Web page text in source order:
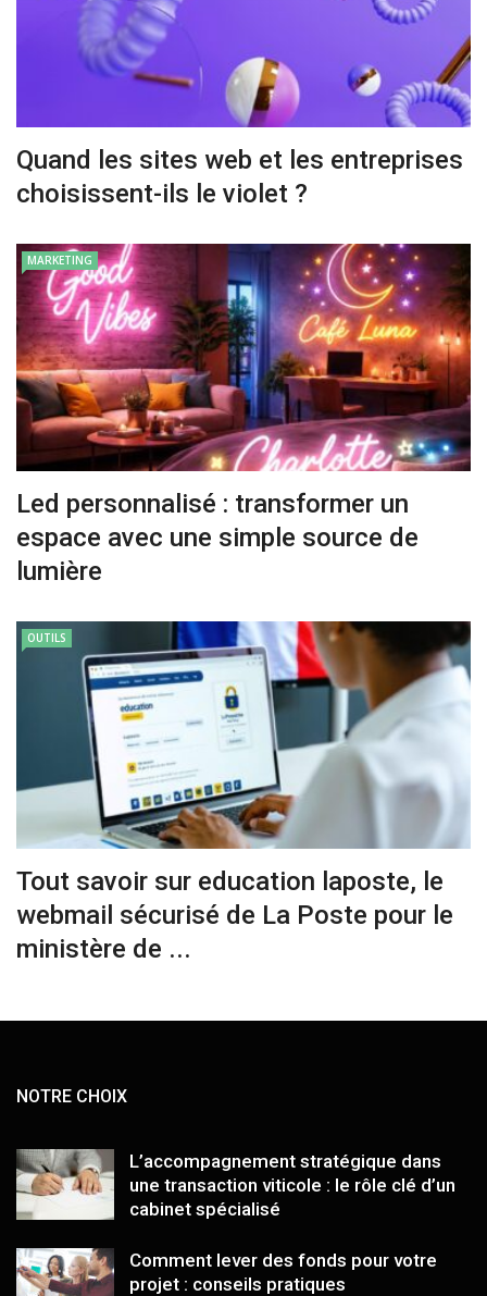
Quand les sites web et les entreprises
choisissent-ils le violet ?
MARKETING
Led personnalisé : transformer un
espace avec une simple source de
lumière
OUTILS
Tout savoir sur education laposte, le
webmail sécurisé de La Poste pour le
ministère de ...
NOTRE CHOIX
L’accompagnement stratégique dans
une transaction viticole : le rôle clé d’un
cabinet spécialisé
Comment lever des fonds pour votre
projet : conseils pratiques